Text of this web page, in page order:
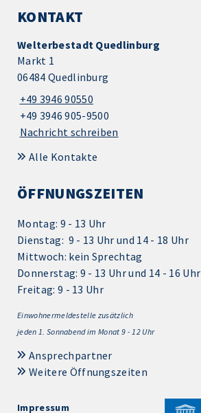
KONTAKT
Welterbestadt Quedlinburg
Markt 1
06484 Quedlinburg
+49 3946 90550
+49 3946 905-9500
Nachricht schreiben
Alle Kontakte
ÖFFNUNGSZEITEN
Montag: 9 - 13 Uhr
Dienstag: 9 - 13 Uhr und 14 - 18 Uhr
Mittwoch: kein Sprechtag
Donnerstag: 9 - 13 Uhr und 14 - 16 Uhr
Freitag: 9 - 13 Uhr
Einwohnermeldestelle zusätzlich
jeden 1. Sonnabend im Monat 9 - 12 Uhr
Ansprechpartner
Weitere Öffnungszeiten
Impressum